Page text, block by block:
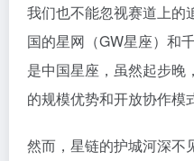
我们也不能忽视赛道上的
国的星网（GW星座）和
是中国星座，虽然起步晚
的规模优势和开放协作模
然而，星链的护城河深不